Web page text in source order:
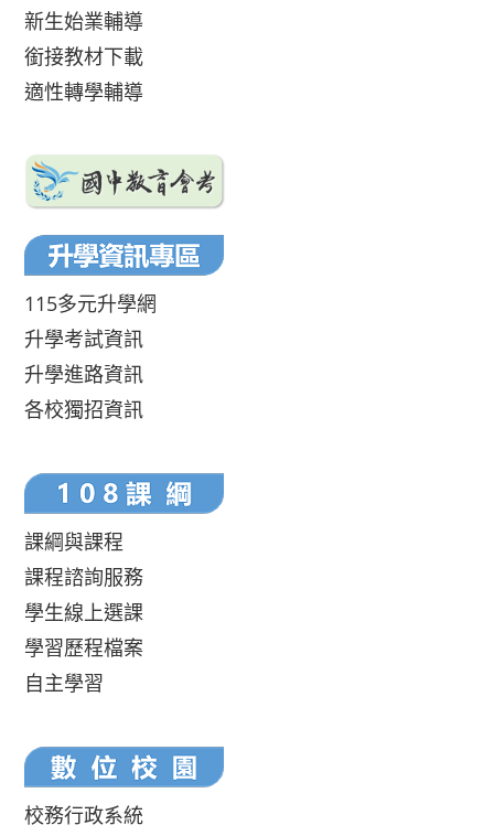
新生始業輔導
銜接教材下載
適性轉學輔導
115多元升學網
升學考試資訊
升學進路資訊
各校獨招資訊
課綱與課程
課程諮詢服務
學生線上選課
學習歷程檔案
自主學習
校務行政系統